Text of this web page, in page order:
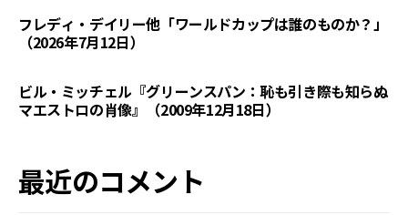
フレディ・デイリー他「ワールドカップは誰のものか？」
（2026年7月12日）
ビル・ミッチェル『グリーンスパン：恥も引き際も知らぬ
マエストロの肖像』（2009年12月18日）
最近のコメント